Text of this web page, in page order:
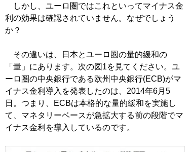
しかし、ユーロ圏ではこれといってマイナス金
利の効果は確認されていません。なぜでしょう
か？
その違いは、日本とユーロ圏の量的緩和の
「量」にあります。次の図1を見てください。ユ
ーロ圏の中央銀行である欧州中央銀行(ECB)がマ
イナス金利導入を発表したのは、2014年6月5
日。つまり、ECBは本格的な量的緩和を実施し
て、マネタリーベースが急拡大する前の段階でマ
イナス金利を導入しているのです。